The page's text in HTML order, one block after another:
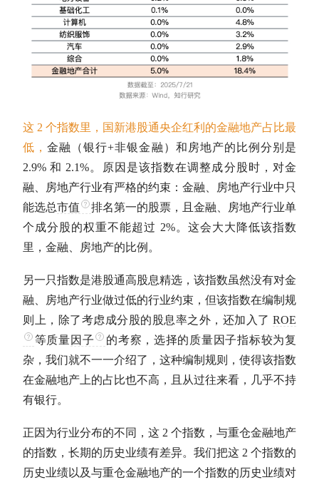
这 2 个指数里，国新港股通央企红利的金融地产占比最
低，金融（银行+非银金融）和房地产的比例分别是
2.9% 和 2.1%。原因是该指数在调整成分股时，对金
融、房地产行业有严格的约束：金融、房地产行业中只
能选总市值
排名第一的股票，且金融、房地产行业单
个成分股的权重不能超过 2%。这会大大降低该指数
里，金融、房地产的比例。
另一只指数是港股通高股息精选，该指数虽然没有对金
融、房地产行业做过低的行业约束，但该指数在编制规
则上，除了考虑成分股的股息率之外，还加入了 ROE
等质量因子 的考察，选择的质量因子指标较为复
杂，我们就不一一介绍了，这种编制规则，使得该指数
在金融地产上的占比也不高，且从过往来看，几乎不持
有银行。
正因为行业分布的不同，这 2 个指数，与重仓金融地产
的指数，长期的历史业绩有差异。我们把这 2 个指数的
历史业绩以及与重仓金融地产的一个指数的历史业绩对